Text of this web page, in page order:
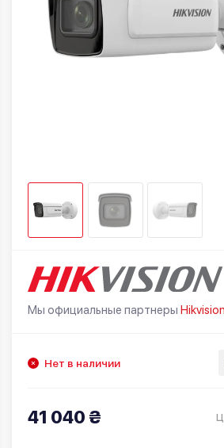
Мы официальные партнеры Hikvision
Нет в наличии
41 040 ₴